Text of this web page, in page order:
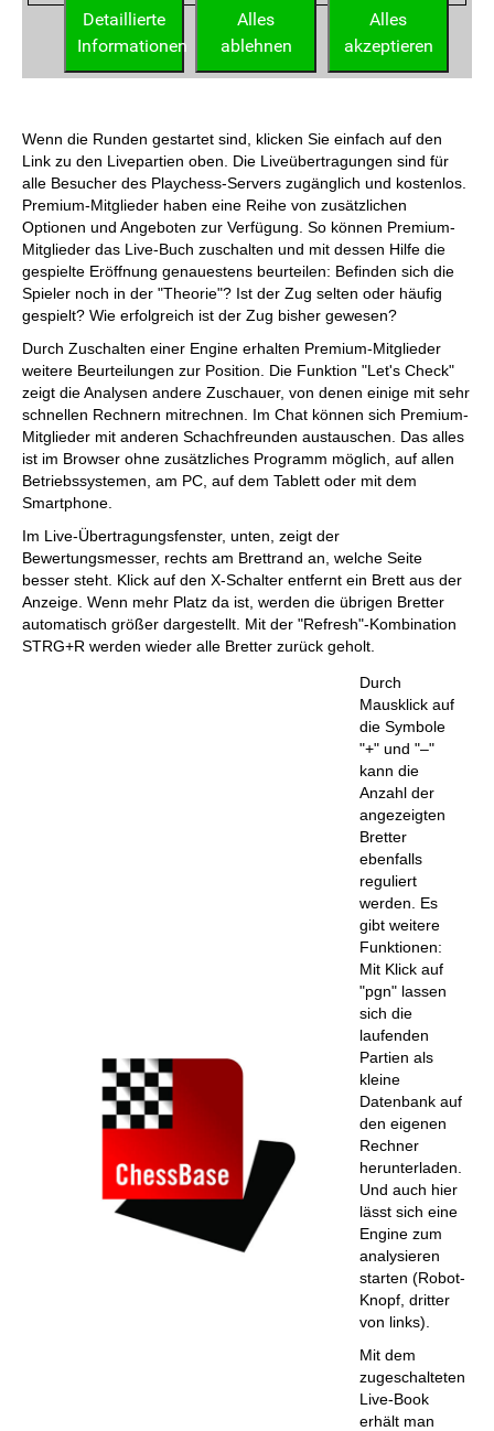
Wenn die Runden gestartet sind, klicken Sie einfach auf den
Link zu den Livepartien oben. Die Liveübertragungen sind für
alle Besucher des Playchess-Servers zugänglich und kostenlos.
Premium-Mitglieder haben eine Reihe von zusätzlichen
Optionen und Angeboten zur Verfügung. So können Premium-
Mitglieder das Live-Buch zuschalten und mit dessen Hilfe die
gespielte Eröffnung genauestens beurteilen: Befinden sich die
Spieler noch in der "Theorie"? Ist der Zug selten oder häufig
gespielt? Wie erfolgreich ist der Zug bisher gewesen?
Durch Zuschalten einer Engine erhalten Premium-Mitglieder
weitere Beurteilungen zur Position. Die Funktion "Let's Check"
zeigt die Analysen andere Zuschauer, von denen einige mit sehr
schnellen Rechnern mitrechnen. Im Chat können sich Premium-
Mitglieder mit anderen Schachfreunden austauschen. Das alles
ist im Browser ohne zusätzliches Programm möglich, auf allen
Betriebssystemen, am PC, auf dem Tablett oder mit dem
Smartphone.
Im Live-Übertragungsfenster, unten, zeigt der
Bewertungsmesser, rechts am Brettrand an, welche Seite
besser steht. Klick auf den X-Schalter entfernt ein Brett aus der
Anzeige. Wenn mehr Platz da ist, werden die übrigen Bretter
automatisch größer dargestellt. Mit der "Refresh"-Kombination
STRG+R werden wieder alle Bretter zurück geholt.
Durch
Mausklick auf
die Symbole
"+" und "–"
kann die
Anzahl der
angezeigten
Bretter
ebenfalls
reguliert
werden. Es
gibt weitere
Funktionen:
Mit Klick auf
"pgn" lassen
sich die
laufenden
Partien als
kleine
Datenbank auf
den eigenen
Rechner
herunterladen.
Und auch hier
lässt sich eine
Engine zum
analysieren
starten (Robot-
Knopf, dritter
von links).
Mit dem
zugeschalteten
Live-Book
erhält man